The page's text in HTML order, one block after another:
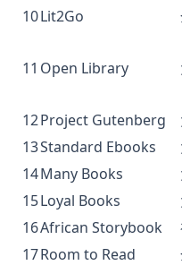
10Lit2Go
11 Open Library
12Project Gutenberg
13Standard Ebooks
14Many Books
15Loyal Books
16African Storybook
17Room to Read